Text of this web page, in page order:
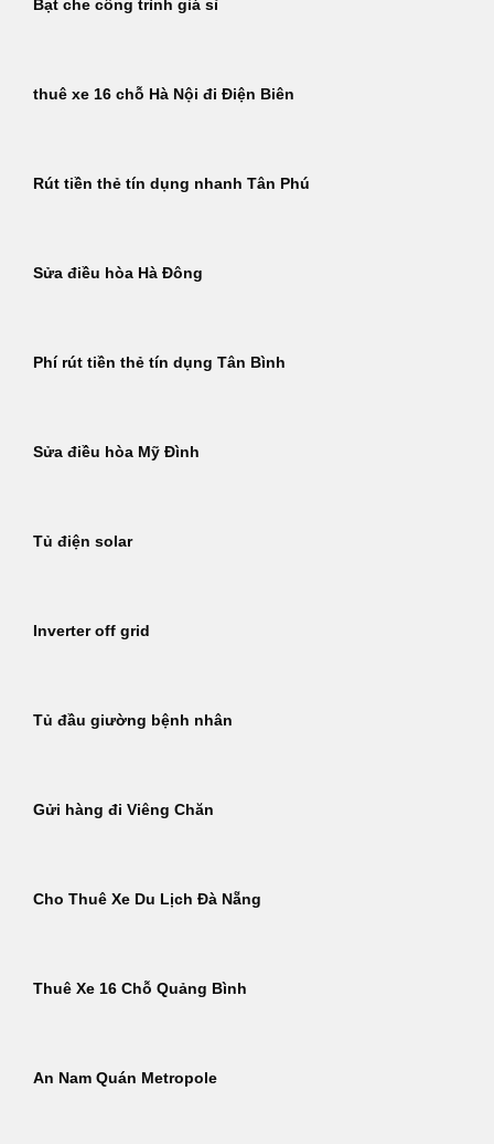
Bạt che công trình giá sỉ
thuê xe 16 chỗ Hà Nội đi Điện Biên
Rút tiền thẻ tín dụng nhanh Tân Phú
Sửa điều hòa Hà Đông
Phí rút tiền thẻ tín dụng Tân Bình
Sửa điều hòa Mỹ Đình
Tủ điện solar
Inverter off grid
Tủ đầu giường bệnh nhân
Gửi hàng đi Viêng Chăn
Cho Thuê Xe Du Lịch Đà Nẵng
Thuê Xe 16 Chỗ Quảng Bình
An Nam Quán Metropole